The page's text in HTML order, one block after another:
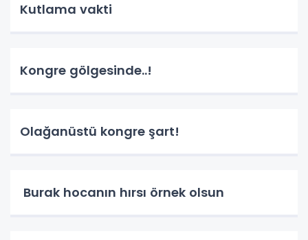
Kutlama vakti
Kongre gölgesinde..!
Olağanüstü kongre şart!
Burak hocanın hırsı örnek olsun